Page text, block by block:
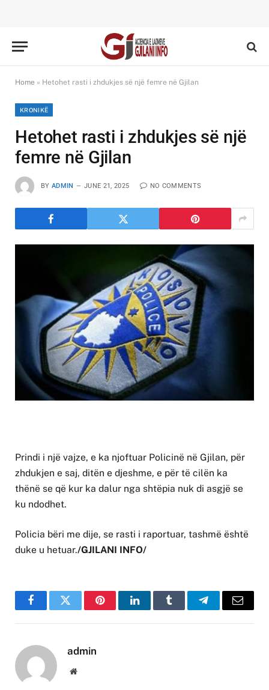
Home » Hetohet rasti i zhdukjes së një femre në Gjilan
KRONIKË
Hetohet rasti i zhdukjes së një
femre në Gjilan
BY ADMIN JUNE 21, 2025 NO COMMENTS
Prindi i një vajze, e ka njoftuar Policinë në Gjilan, për
zhdukjen e saj, ditën e djeshme, e për të cilën ka
thënë se që kur ka dalur nga shtëpia nuk di asgjë se
ku ndodhet.
Policia bëri me dije, se rasti i raportuar, tashmë është
duke u hetuar./GJILANI INFO/
FacebookTwitter PinterestLinkedInTumblr TelegramEmail
admin
Website